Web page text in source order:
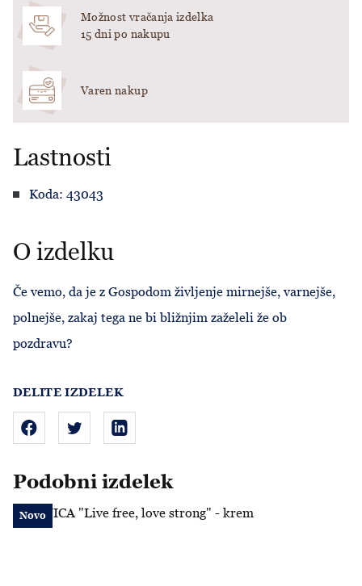
Možnost vračanja izdelka
15 dni po nakupu
Varen nakup
DELITE IZDELEK
Lastnosti
Koda: 43043
O izdelku
Če vemo, da je z Gospodom življenje mirnejše, varnejše,
polnejše, zakaj tega ne bi bližnjim zaželeli že ob
pozdravu?
Podobni izdelek
Novo
MAJICA "Live free, love strong" - krem